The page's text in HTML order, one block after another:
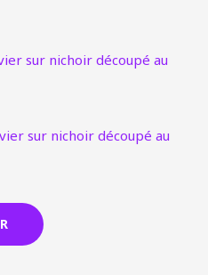
sur nichoir découpé au